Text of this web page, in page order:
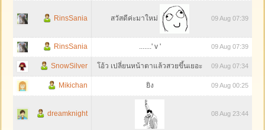
RinsSania สวัสดีค่ะมาใหม่ 09 Aug 07:39
RinsSania .......' v ' 09 Aug 07:39
SnowSilver โอ้ว เปลี่ยนหน้าตาแล้วสวยขึ้นเยอะ 09 Aug 07:34
Mikichan ยิง 09 Aug 00:25
dreamknight 08 Aug 23:44